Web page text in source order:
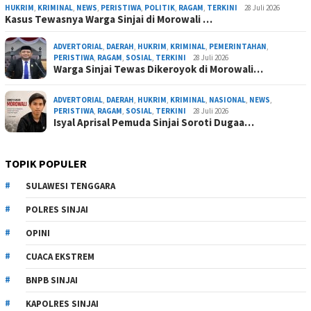
HUKRIM, KRIMINAL, NEWS, PERISTIWA, POLITIK, RAGAM, TERKINI 28 Juli 2026
Kasus Tewasnya Warga Sinjai di Morowali …
ADVERTORIAL, DAERAH, HUKRIM, KRIMINAL, PEMERINTAHAN,
PERISTIWA, RAGAM, SOSIAL, TERKINI 28 Juli 2026
Warga Sinjai Tewas Dikeroyok di Morowali…
ADVERTORIAL, DAERAH, HUKRIM, KRIMINAL, NASIONAL, NEWS,
PERISTIWA, RAGAM, SOSIAL, TERKINI 28 Juli 2026
Isyal Aprisal Pemuda Sinjai Soroti Dugaa…
TOPIK POPULER
SULAWESI TENGGARA
POLRES SINJAI
OPINI
CUACA EKSTREM
BNPB SINJAI
KAPOLRES SINJAI